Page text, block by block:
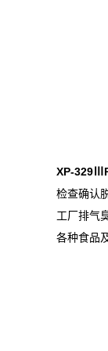
XP-329
检查确认
工厂排气
各种食品